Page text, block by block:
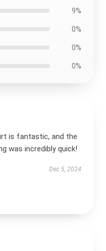
9%
0%
0%
0%
is fantastic, and the
was incredibly quick!
Dec 5, 2024